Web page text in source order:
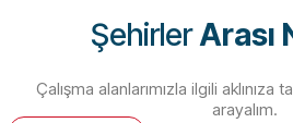
ŞehirlerArası
Çalışma alanlarımızla ilgili aklınıza
arayalım.